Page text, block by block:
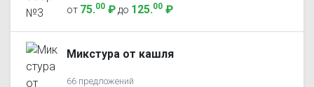
от 75.00 ₽ до 125.00 ₽
Микстура от кашля
66 предложений